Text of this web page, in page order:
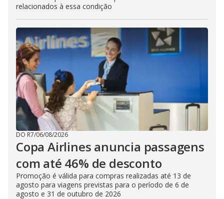
relacionados à essa condição
DO R7/06/08/2026
Copa Airlines anuncia passagens
com até 46% de desconto
Promoção é válida para compras realizadas até 13 de
agosto para viagens previstas para o período de 6 de
agosto e 31 de outubro de 2026